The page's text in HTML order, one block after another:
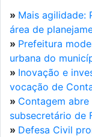
» Mais agilidade:
área de
» Prefeitura
urbana do
» Inovação e
vocação de
» Contagem
subsecretário de
» Defesa Civil